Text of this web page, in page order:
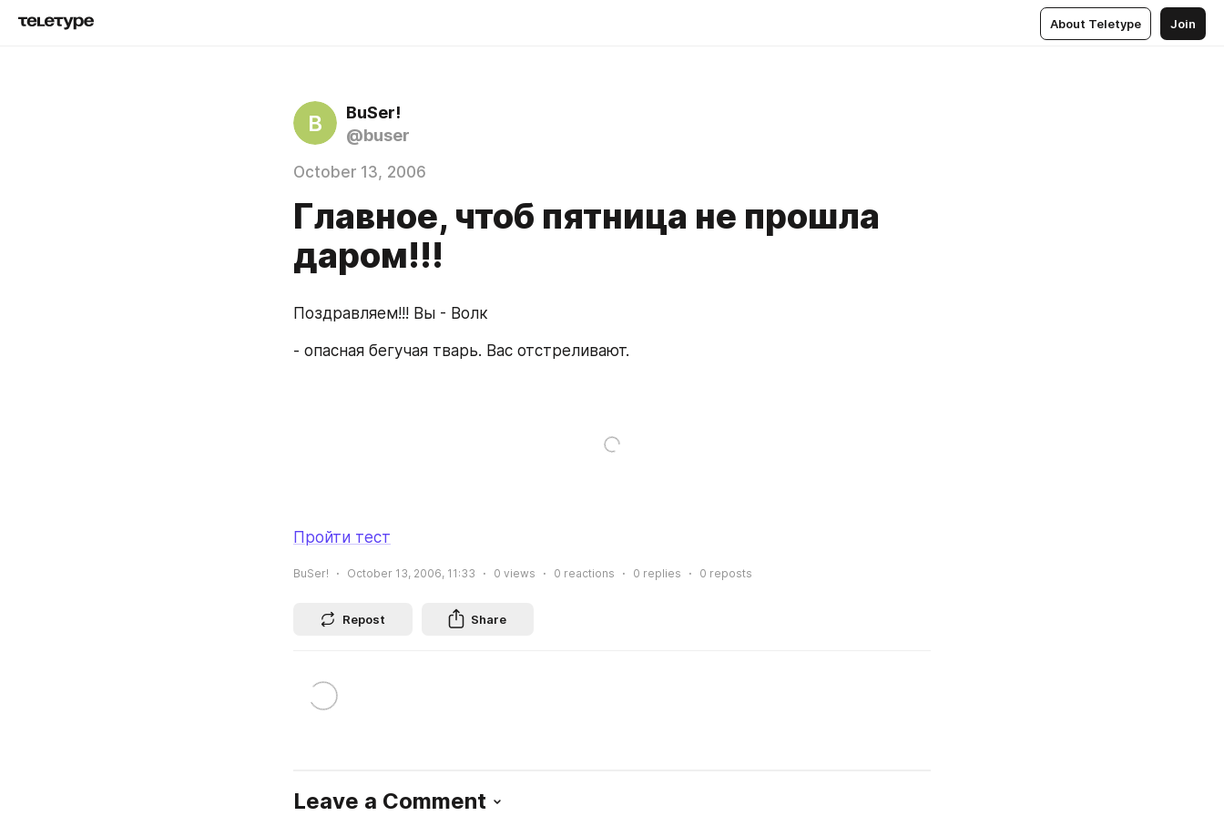
About Teletype Join
B
BuSer!
@buser
October 13, 2006
Главное, чтоб пятница не прошла
даром!!!
Поздравляем!!! Вы - Волк
- опасная бегучая тварь. Вас отстреливают.
Пройти тест
BuSer! October 13, 2006, 11:33 0 views 0 reactions 0 replies 0 reposts
Repost Share
Leave a Comment